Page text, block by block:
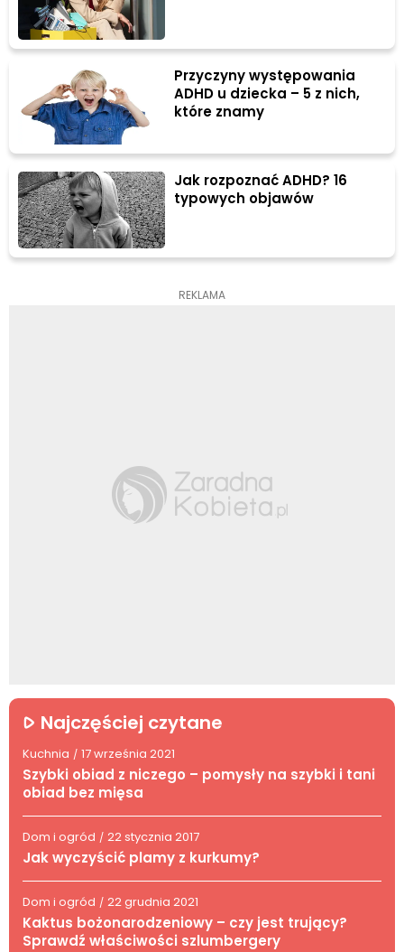
Przyczyny występowania
ADHD u dziecka – 5 z nich,
które znamy
Jak rozpoznać ADHD? 16
typowych objawów
REKLAMA
Najczęściej czytane
Kuchnia / 17 września 2021
Szybki obiad z niczego – pomysły na szybki i tani
obiad bez mięsa
Dom i ogród / 22 stycznia 2017
Jak wyczyścić plamy z kurkumy?
Dom i ogród / 22 grudnia 2021
Kaktus bożonarodzeniowy – czy jest trujący?
Sprawdź właściwości szlumbergery